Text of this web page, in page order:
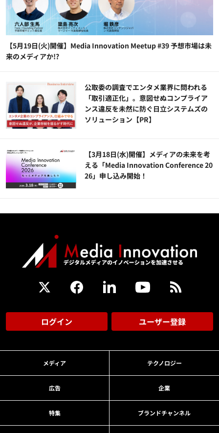
【5月19日(火)開催】Media Innovation Meetup #39 予想市場は未
来のメディアか!?
公​​取委の調査でエンタメ業界に問われる
「取引適正化」。意図せぬコンプライア
ンス違反を未然に防ぐ日立システムズの
ソリューション​【PR】
【3月18日(水)開催】メディアの未来を考
える「Media Innovation Conference 20
26」申し込み開始！
ログイン ユーザー登録
メディア テクノロジー
広告 企業
特集 ブランドチャンネル